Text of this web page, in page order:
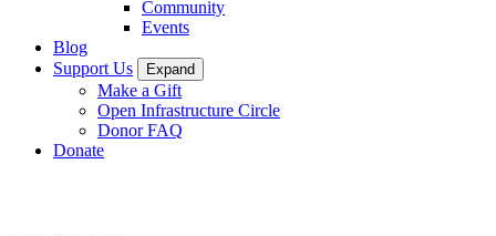
Community
Events
Blog
Support Us
Expand
Make a Gift
Open Infrastructure Circle
Donor FAQ
Donate